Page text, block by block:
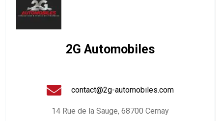
2G Automobiles
contact@2g-automobiles.com
14 Rue de la Sauge, 68700 Cernay